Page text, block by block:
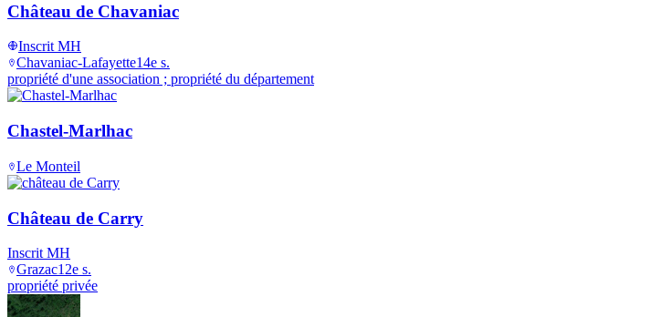
Château de Chavaniac
Inscrit MH
Chavaniac-Lafayette14e s.
propriété d'une association ; propriété du département
Chastel-Marlhac
Le Monteil
Château de Carry
Inscrit MH
Grazac12e s.
propriété privée